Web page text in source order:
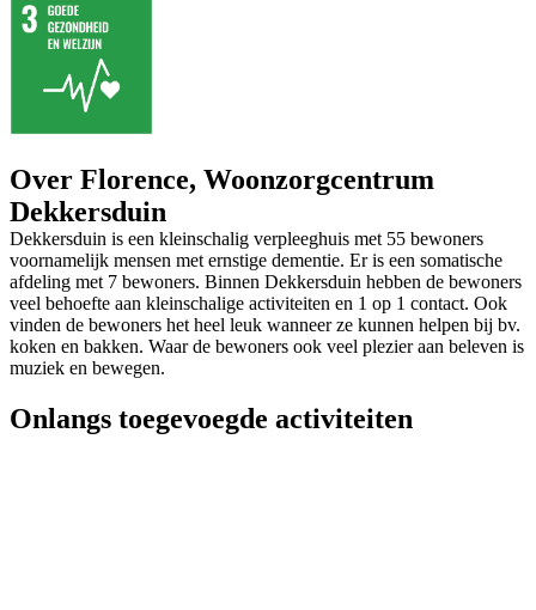
Over Florence, Woonzorgcentrum
Dekkersduin
Dekkersduin is een kleinschalig verpleeghuis met 55 bewoners
voornamelijk mensen met ernstige dementie. Er is een somatische
afdeling met 7 bewoners. Binnen Dekkersduin hebben de bewoners
veel behoefte aan kleinschalige activiteiten en 1 op 1 contact. Ook
vinden de bewoners het heel leuk wanneer ze kunnen helpen bij bv.
koken en bakken. Waar de bewoners ook veel plezier aan beleven is
muziek en bewegen.
Onlangs toegevoegde activiteiten